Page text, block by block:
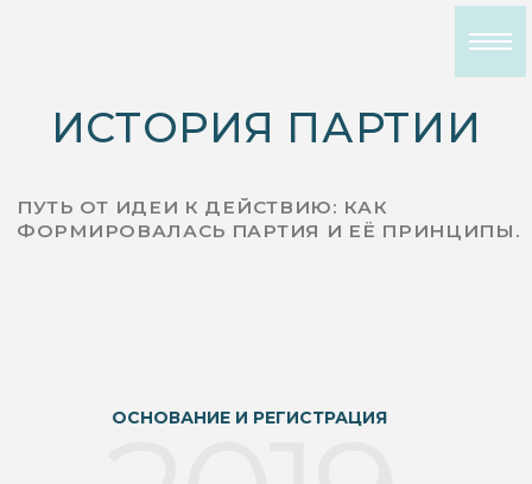
ОСНОВАНИЕ И РЕГИСТРАЦИЯ